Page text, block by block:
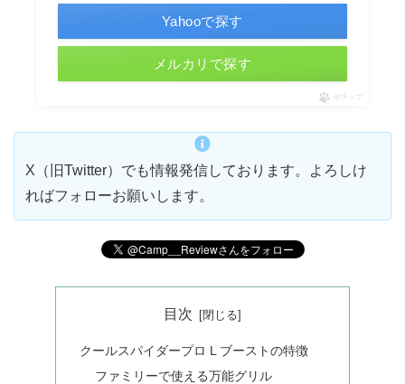
Yahooで探す
メルカリで探す
ポチップ
X（旧Twitter）でも情報発信しております。よろしけ
ればフォローお願いします。
目次
クールスパイダープロ L ブーストの特徴
ファミリーで使える万能グリル